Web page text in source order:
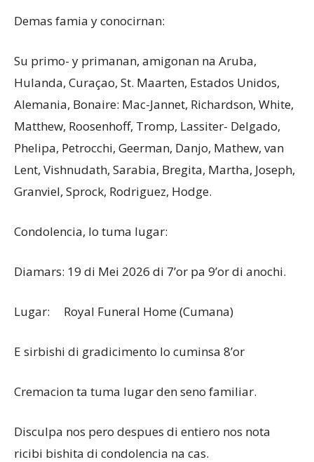
Demas famia y conocirnan:
Su primo- y primanan, amigonan na Aruba,
Hulanda, Curaçao, St. Maarten, Estados Unidos,
Alemania, Bonaire: Mac-Jannet, Richardson, White,
Matthew, Roosenhoff, Tromp, Lassiter- Delgado,
Phelipa, Petrocchi, Geerman, Danjo, Mathew, van
Lent, Vishnudath, Sarabia, Bregita, Martha, Joseph,
Granviel, Sprock, Rodriguez, Hodge.
Condolencia, lo tuma lugar:
Diamars: 19 di Mei 2026 di 7’or pa 9’or di anochi.
Lugar: Royal Funeral Home (Cumana)
E sirbishi di gradicimento lo cuminsa 8’or
Cremacion ta tuma lugar den seno familiar.
Disculpa nos pero despues di entiero nos nota
ricibi bishita di condolencia na cas.